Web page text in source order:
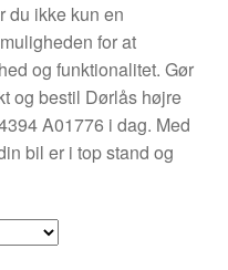
du ikke kun en
for at
og funktionalitet. Gør
og bestil Dørlås højre
A01776 i dag. Med
bil er i top stand og